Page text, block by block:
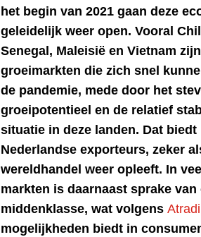
het begin van 2021 gaan deze
geleidelijk weer open. Vooral
Senegal, Maleisië en Vietnam
groeimarkten die zich snel
de pandemie, mede door het
groeipotentieel en de relatief
situatie in deze landen. Dat
Nederlandse exporteurs, zeker
wereldhandel weer opleeft. In
markten is daarnaast sprake van
middenklasse, wat volgens
mogelijkheden biedt in